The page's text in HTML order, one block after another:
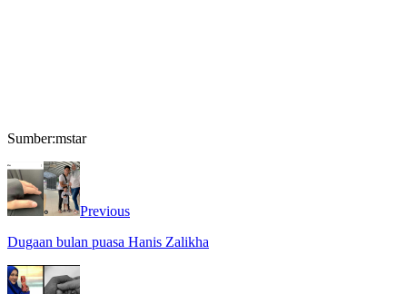
Sumber:mstar
Previous
Dugaan bulan puasa Hanis Zalikha